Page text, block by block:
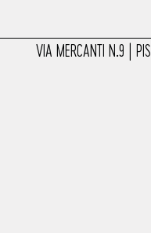
VIA MERCANTI N.9 |